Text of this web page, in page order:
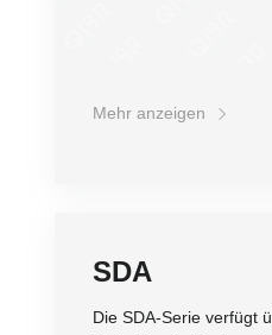
Mehr anzeigen
SDA
Die SDA-Serie verfügt